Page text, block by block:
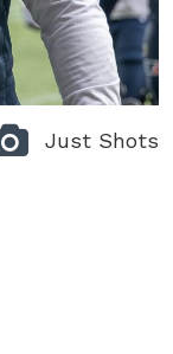
Just Shots